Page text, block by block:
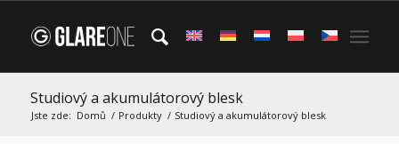
Studiový a akumulátorový blesk
Jste zde: Domů / Produkty / Studiový a akumulátorový blesk